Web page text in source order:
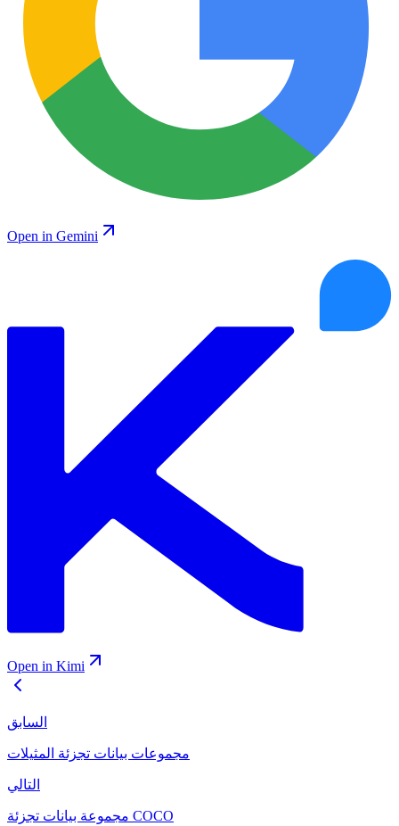
Open in Gemini
Open in Kimi
السابق
مجموعات بيانات تجزئة المثيلات
التالي
مجموعة بيانات تجزئة COCO